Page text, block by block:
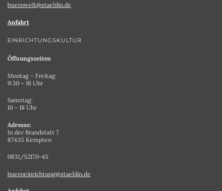
buerowelt@staehlin.de
Anfahrt
EINRICHTUNGSKULTUR
Öffnungszeiten
Montag – Freitag:
9:30 – 18 Uhr
Samstag:
10 – 18 Uhr
Adresse:
In der Brandstatt 7
87435 Kempten
0831/52170-45
bueroeinrichtung@staehlin.de